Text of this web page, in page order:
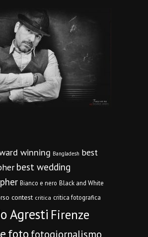
winning Bangladesh best
best wedding
Bianco e nero Black and White
contest critica critica fotografica
Agresti Firenze
foto fotogiornalismo